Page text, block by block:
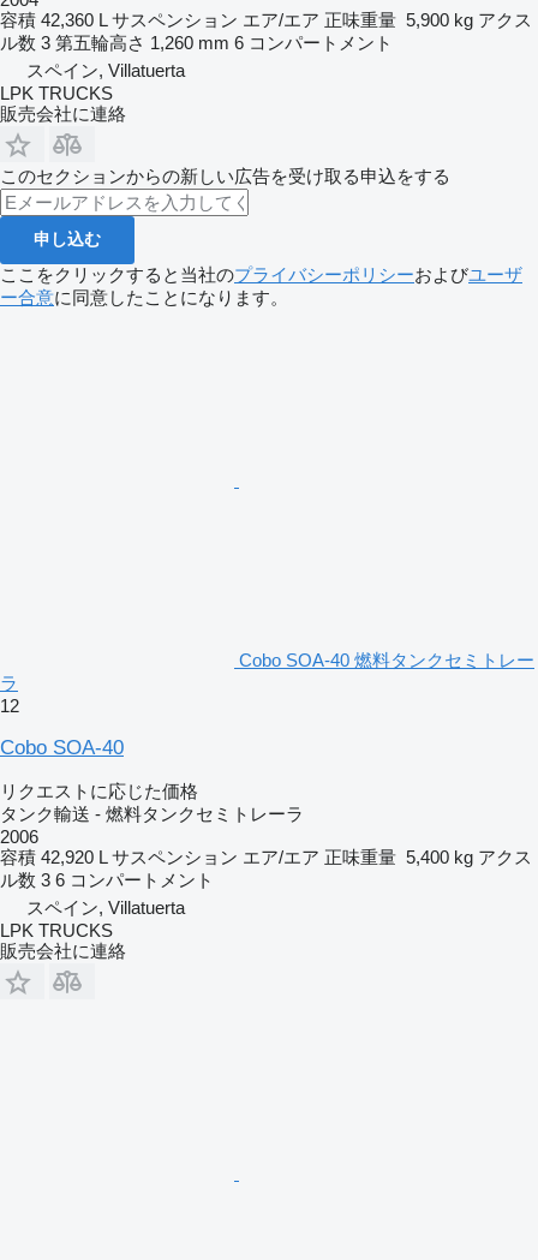
容積 42,360 L サスペンション エア/エア 正味重量 5,900 kg アクス
ル数 3 第五輪高さ 1,260 mm 6 コンパートメント
スペイン, Villatuerta
LPK TRUCKS
販売会社に連絡
このセクションからの新しい広告を受け取る申込をする
申し込む
ここをクリックすると当社のプライバシーポリシーおよびユーザ
ー合意に同意したことになります。
Cobo SOA-40 燃料タンクセミトレー
ラ
12
Cobo SOA-40
リクエストに応じた価格
タンク輸送 - 燃料タンクセミトレーラ
2006
容積 42,920 L サスペンション エア/エア 正味重量 5,400 kg アクス
ル数 3 6 コンパートメント
スペイン, Villatuerta
LPK TRUCKS
販売会社に連絡